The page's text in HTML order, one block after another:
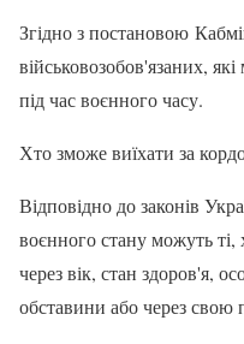
Згідно з постановою
військовозобов'язаних,
під час воєнного часу.
Хто зможе виїхати за
Відповідно до законів
воєнного стану можуть ті,
через вік, стан здоров'я,
обставини або через свою